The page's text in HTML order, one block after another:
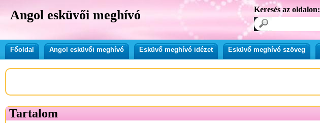
Angol esküvői meghívó Keresés az oldalon:
Főoldal Angol esküvői meghívó Esküvő meghívó idézet Esküvő meghívó szöveg
Tartalom